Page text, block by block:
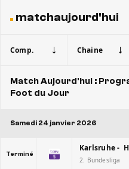
matchaujourd'hui
Comp. Chaine
Match Aujourd'hui :
Foot du Jour
Samedi 24 janvier 2026
Terminé
Karlsruhe -
2. Bundesliga